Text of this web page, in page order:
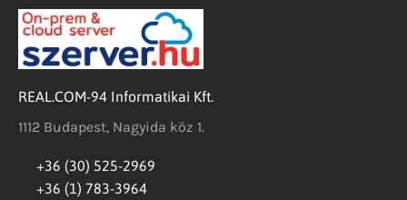
REAL.COM-94 Informatikai Kft.
1112 Budapest, Nagyida köz 1.
+36 (30) 525-2969
+36 (1) 783-3964